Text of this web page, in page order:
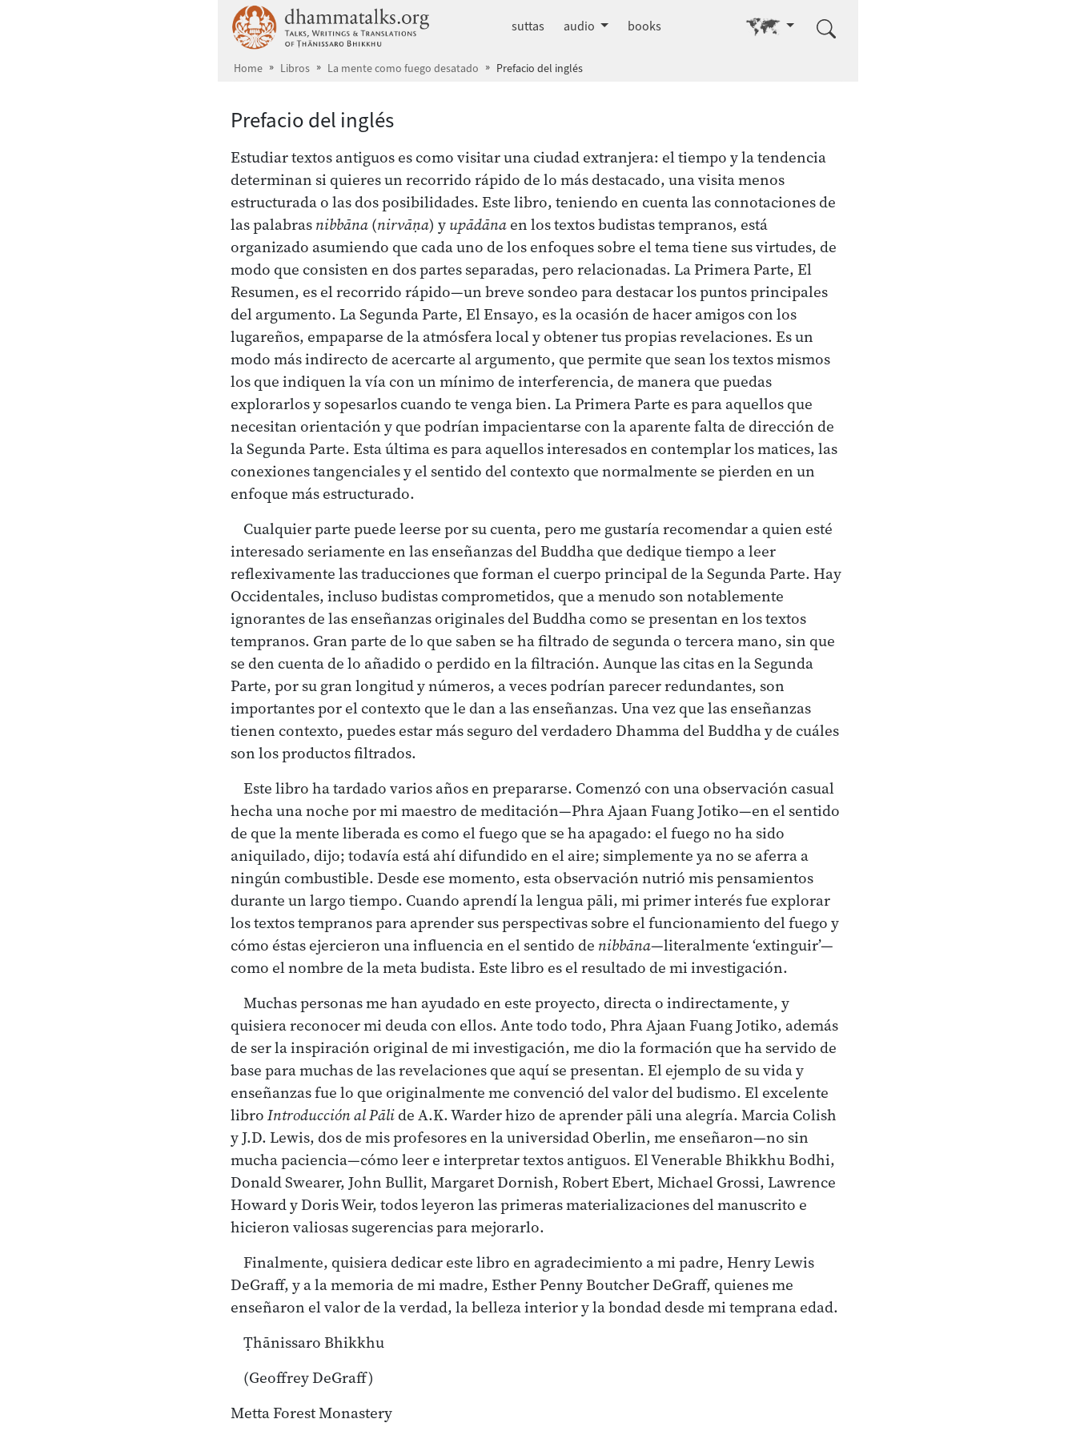
dhammatalks.org
suttas audio books Go to other language
Home Libros La mente como fuego desatado Prefacio del inglés
Prefacio del inglés
Estudiar textos antiguoses como visitar una ciudad extranjera: el tiempo y la tendencia
determinan si quieres un recorrido rápido de lo más destacado, una visita menos
estructurada o las dos posibilidades. Este libro, teniendo en cuenta las connotaciones de
las palabrasnibbāna(nirvāṇa) yupādānaen los textos budistas tempranos, está
organizado asumiendo que cada uno de los enfoques sobre el tema tiene sus virtudes, de
modo que consisten en dos partes separadas, pero relacionadas. La Primera Parte, El
Resumen, es el recorrido rápido—un breve sondeo para destacar los puntos principales
del argumento. La Segunda Parte, El Ensayo, es la ocasión de hacer amigos con los
lugareños, empaparse de la atmósfera local y obtener tus propias revelaciones. Es un
modo más indirecto de acercarte al argumento, que permite que sean los textos mismos
los que indiquen la vía con un mínimo de interferencia, de manera que puedas
explorarlos y sopesarlos cuando te venga bien. La Primera Parte es para aquellos que
necesitan orientación y que podrían impacientarse con la aparente falta de dirección de
la Segunda Parte. Esta última es para aquellos interesados en contemplar los matices, las
conexiones tangenciales y el sentido del contexto que normalmente se pierden en un
enfoque más estructurado.
Cualquier parte puede leerse por su cuenta, pero me gustaría recomendar a quien esté
interesado seriamente en las enseñanzas del Buddha que dedique tiempo a leer
reflexivamente las traducciones que forman el cuerpo principal de la Segunda Parte. Hay
Occidentales, incluso budistas comprometidos, que a menudo son notablemente
ignorantes de las enseñanzas originales del Buddha como se presentan en los textos
tempranos. Gran parte de lo que saben se ha filtrado de segunda o tercera mano, sin que
se den cuenta de lo añadido o perdido en la filtración. Aunque las citas en la Segunda
Parte, por su gran longitud y números, a veces podrían parecer redundantes, son
importantes por el contexto que le dan a las enseñanzas. Una vez que las enseñanzas
tienen contexto, puedes estar más seguro del verdadero Dhamma del Buddha y de cuáles
son los productos filtrados.
Este libro ha tardado varios años en prepararse. Comenzó con una observación casual
hecha una noche por mi maestro de meditación—Phra Ajaan Fuang Jotiko—en el sentido
de que la mente liberada es como el fuego que se ha apagado: el fuego no ha sido
aniquilado, dijo; todavía está ahí difundido en el aire; simplemente ya no se aferra a
ningún combustible. Desde ese momento, esta observación nutrió mis pensamientos
durante un largo tiempo. Cuando aprendí la lengua pāli, mi primer interés fue explorar
los textos tempranos para aprender sus perspectivas sobre el funcionamiento del fuego y
cómo éstas ejercieron una influencia en el sentido de nibbāna—literalmente ‘extinguir’—
como el nombre de la meta budista. Este libro es el resultado de mi investigación.
Muchas personas me han ayudado en este proyecto, directa o indirectamente, y
quisiera reconocer mi deuda con ellos. Ante todo todo, Phra Ajaan Fuang Jotiko, además
de ser la inspiración original de mi investigación, me dio la formación que ha servido de
base para muchas de las revelaciones que aquí se presentan. El ejemplo de su vida y
enseñanzas fue lo que originalmente me convenció del valor del budismo. El excelente
libroIntroducción al Pālide A.K. Warder hizo de aprender pāli una alegría. Marcia Colish
y J.D. Lewis, dos de mis profesores en la universidad Oberlin, me enseñaron—no sin
mucha paciencia—cómo leer e interpretar textos antiguos. El Venerable Bhikkhu Bodhi,
Donald Swearer, John Bullit, Margaret Dornish, Robert Ebert, Michael Grossi, Lawrence
Howard y Doris Weir, todos leyeron las primeras materializaciones del manuscrito e
hicieron valiosas sugerencias para mejorarlo.
Finalmente, quisiera dedicar este libro en agradecimiento a mi padre, Henry Lewis
DeGraff, y a la memoria de mi madre, Esther Penny Boutcher DeGraff, quienes me
enseñaron el valor de la verdad, la belleza interior y la bondad desde mi temprana edad.
Ṭhānissaro Bhikkhu
(Geoffrey DeGraff)
Metta Forest Monastery